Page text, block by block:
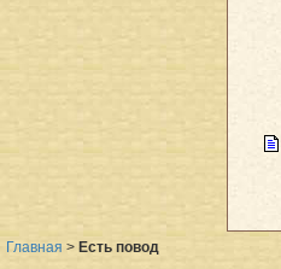
Главная > Есть повод